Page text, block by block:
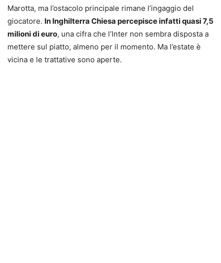
Marotta, ma l’ostacolo principale rimane l’ingaggio del
giocatore. In Inghilterra Chiesa percepisce infatti quasi 7,5
milioni di euro, una cifra che l’Inter non sembra disposta a
mettere sul piatto, almeno per il momento. Ma l’estate è
vicina e le trattative sono aperte.